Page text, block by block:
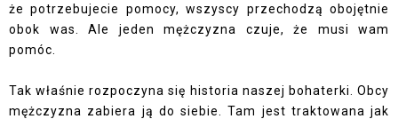
że potrzebujecie pomocy, wszyscy przechodzą obojętnie
obok was. Ale jeden mężczyzna czuje, że musi wam
pomóc.
Tak właśnie rozpoczyna się historia naszej bohaterki. Obcy
mężczyzna zabiera ją do siebie. Tam jest traktowana jak